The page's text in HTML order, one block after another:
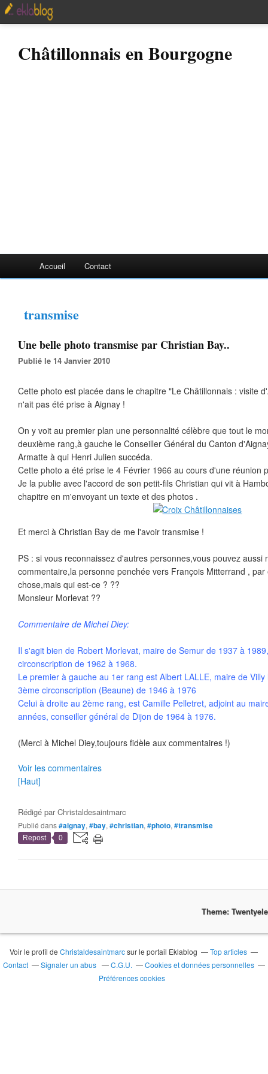
Châtillonnais en Bourgogne
Accueil Contact
transmise
Une belle photo transmise par Christian Bay..
Publié le 14 Janvier 2010
Cette photo est placée dans le chapitre "Le Châtillonnais : visite
n'ait pas été prise à Aignay !
On y voit au premier plan une personnalité célèbre que tout le
deuxième rang,à gauche le Conseiller Général du Canton
Armatte à qui Henri Julien succéda.
Cette photo a été prise le 4 Février 1966 au cours d'une réunion
Je la publie avec l'accord de son petit-fils Christian qui vit à
chapitre en m'envoyant un texte et des photos .
Et merci à Christian Bay de me l'avoir transmise !
PS : si vous reconnaissez d'autres personnes,vous pouvez aussi
commentaire,la personne penchée vers François Mitterrand ,
chose,mais qui est-ce ? ??
Monsieur Morlevat ??
Commentaire de Michel Diey:
Il s'agit bien de Robert Morlevat, maire de Semur de 1937 à
circonscription de 1962 à 1968.
Le premier à gauche au 1er rang est Albert LALLE, maire de
3ème circonscription (Beaune) de 1946 à 1976
Celui à droite au 2ème rang, est Camille Pelletret, adjoint au
années, conseiller général de Dijon de 1964 à 1976.
(Merci à Michel Diey,toujours fidèle aux commentaires !)
Voir les commentaires
[Haut]
Rédigé parChristaldesaintmarc
Publié dans#aignay, #bay, #christian, #photo, #transmise
Repost 0
Theme:
Voir le profil deChristaldesaintmarcsur le portail Eklablog
Top articles
Contact
Signaler un abus C.G.U.
Cookies et données personnelles
Préférences cookies